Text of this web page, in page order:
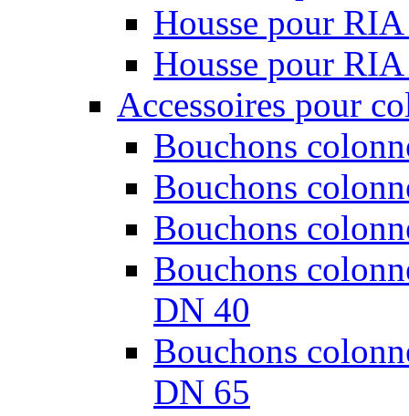
Housse pour
Housse pour
Accessoires pour
Bouchons
Bouchons
Bouchons
Bouchons
DN 40
Bouchons
DN 65